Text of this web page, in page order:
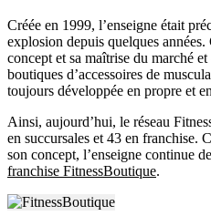
Créée en 1999, l’enseigne était
explosion depuis quelques
concept et sa maîtrise du marché
boutiques d’accessoires de
toujours développée en propre et
Ainsi, aujourd’hui, le réseau
en succursales et 43 en franchise.
son concept, l’enseigne continue
franchise FitnessBoutique.